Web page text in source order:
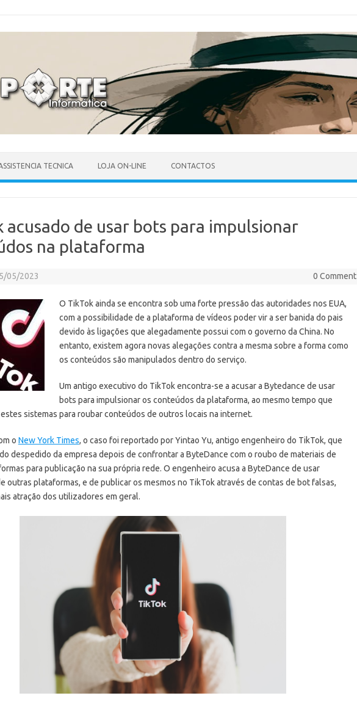
TECNICA LOJA ON-LINE CONTACTOS
acusado de usar bots para impulsionar
na plataforma
05/2023 0 Comment
O TikTok ainda se encontra sob uma forte pressão das autoridades nos EUA,
com a possibilidade de a plataforma de vídeos poder vir a ser banida do pais
devido às ligações que alegadamente possui com o governo da China. No
entanto, existem agora novas alegações contra a mesma sobre a forma como
os conteúdos são manipulados dentro do serviço.
Um antigo executivo do TikTok encontra-se a acusar a Bytedance de usar
bots para impulsionar os conteúdos da plataforma, ao mesmo tempo que
sistemas para roubar conteúdos de outros locais na internet.
o New York Times, o caso foi reportado por Yintao Yu, antigo engenheiro do TikTok, que
despedido da empresa depois de confrontar a ByteDance com o roubo de materiais de
para publicação na sua própria rede. O engenheiro acusa a ByteDance de usar
outras plataformas, e de publicar os mesmos no TikTok através de contas de bot falsas,
atração dos utilizadores em geral.